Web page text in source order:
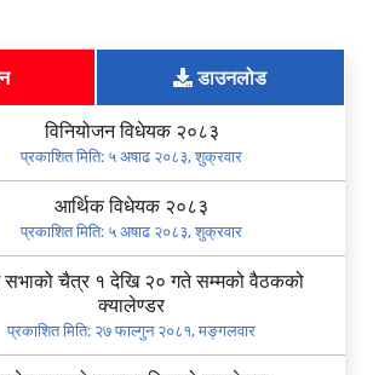
डाउनलोड
विनियोजन विधेयक २०८३
प्रकाशित मिति: ५ अषाढ २०८३, शुक्रवार
आर्थिक विधेयक २०८३
प्रकाशित मिति: ५ अषाढ २०८३, शुक्रवार
चैत्र १ देखि २० गते सम्मको वैठकको
क्यालेण्डर
प्रकाशित मिति: २७ फाल्गुन २०८१, मङ्गलवार